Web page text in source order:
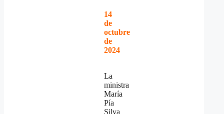
14
de
octubre
de
2024
La
ministra
María
Pía
Silva